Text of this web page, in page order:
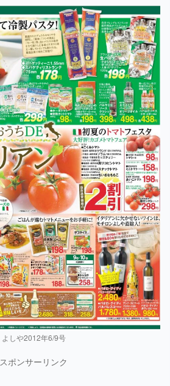
よしや2012年6/9号
スポンサーリンク